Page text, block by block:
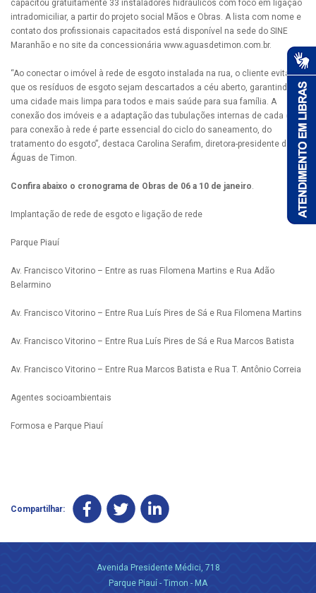
capacitou gratuitamente 33 instaladores hidráulicos com foco em ligação
intradomiciliar, a partir do projeto social Mãos e Obras. A lista com nome e
contato dos profissionais capacitados está disponível na sede do SINE
Maranhão e no site da concessionária www.aguasdetimon.com.br.
“Ao conectar o imóvel à rede de esgoto instalada na rua, o cliente evita
que os resíduos de esgoto sejam descartados a céu aberto, garantindo
uma cidade mais limpa para todos e mais saúde para sua família. A
conexão dos imóveis e a adaptação das tubulações internas de cada casa
para conexão à rede é parte essencial do ciclo do saneamento, do
tratamento do esgoto”, destaca Carolina Serafim, diretora-presidente da
Águas de Timon.
Confira abaixo o cronograma de Obras de 06 a 10 de janeiro.
Implantação de rede de esgoto e ligação de rede
Parque Piauí
Av. Francisco Vitorino – Entre as ruas Filomena Martins e Rua Adão
Belarmino
Av. Francisco Vitorino – Entre Rua Luís Pires de Sá e Rua Filomena Martins
Av. Francisco Vitorino – Entre Rua Luís Pires de Sá e Rua Marcos Batista
Av. Francisco Vitorino – Entre Rua Marcos Batista e Rua T. Antônio Correia
Agentes socioambientais
Formosa e Parque Piauí
Compartilhar:
Avenida Presidente Médici, 718
Parque Piauí - Timon - MA